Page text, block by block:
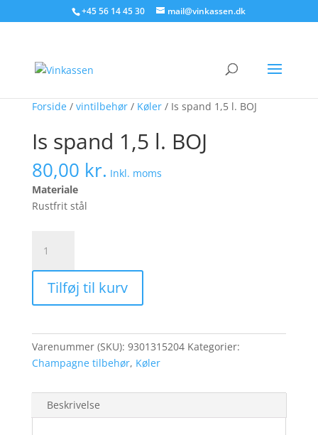
+45 56 14 45 30 mail@vinkassen.dk
Søg produkter - start med at skrive
Forside/ vintilbehør/ Køler/ Is spand 1,5 l. BOJ
Is spand 1,5 l. BOJ
80,00 kr. Inkl. moms
Materiale
Rustfrit stål
spand
1,5
BOJ
Tilføj til kurv
Varenummer (SKU): 9301315204 Kategorier:
Champagne tilbehør, Køler
Beskrivelse